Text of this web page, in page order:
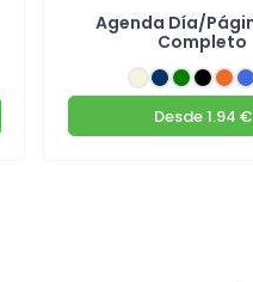
Agenda Día/
Completo
Desde1.94 €